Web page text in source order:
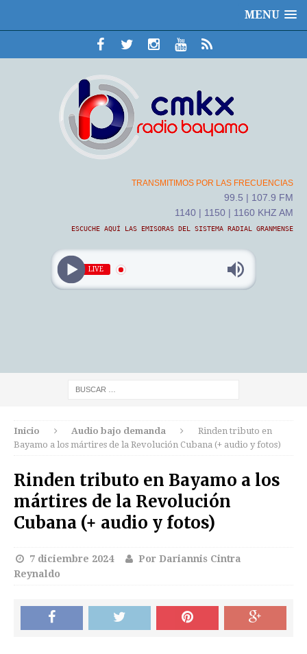
MENU
TRANSMITIMOS POR LAS FRECUENCIAS
99.5 | 107.9 FM
1140 | 1150 | 1160 KHZ AM
ESCUCHE AQUÍ LAS EMISORAS DEL SISTEMA RADIAL GRANMENSE
LIVE
Inicio Audio bajo demanda
Rinden tributo en
Bayamo a los mártires de la Revolución Cubana (+ audio y fotos)
Rinden tributo en Bayamo a los
mártires de la Revolución
Cubana (+ audio y fotos)
7 diciembre 2024
Por Dariannis Cintra
Reynaldo